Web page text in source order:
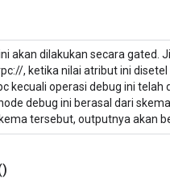
akan dilakukan secara gated.
, ketika nilai atribut ini
kecuali operasi debug ini
debug ini berasal dari
tersebut, outputnya akan